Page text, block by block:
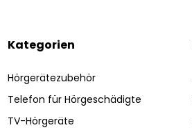
Kategorien
Hörgerätezubehör
Telefon für Hörgeschädigte
TV-Hörgeräte